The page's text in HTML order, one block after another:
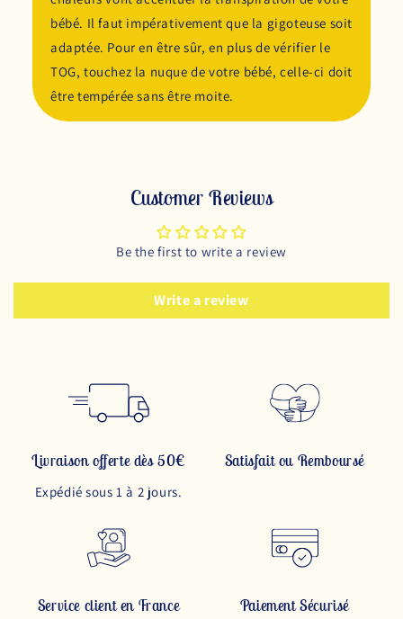
bébé. Il faut impérativement que la gigoteuse soit
adaptée. Pour en être sûr, en plus de vérifier le
TOG, touchez la nuque de votre bébé, celle-ci doit
être tempérée sans être moite.
Customer Reviews
Be the first to write a review
Write a review
Livraison offerte dès 50€
Expédié sous 1 à 2 jours.
Satisfait ou Remboursé
Service client en France Paiement Sécurisé